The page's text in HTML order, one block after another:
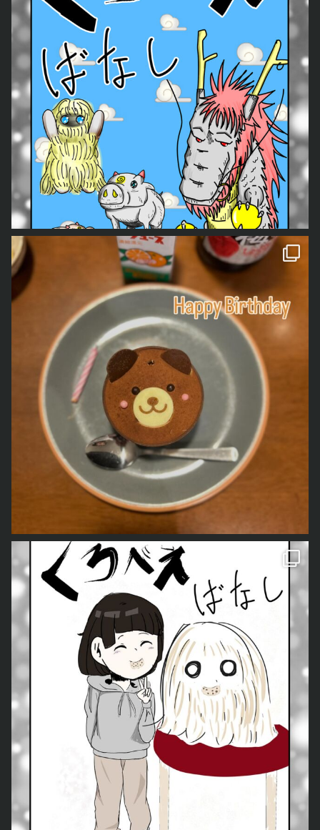
今年もくろべぇ、あおごろ
ともどもよろしくお願いします。 「どう
をご紹介しました。 今回は、今住んでいる土地の神様「も